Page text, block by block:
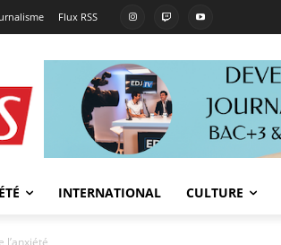
Flux RSS
INTERNATIONAL CULTURE